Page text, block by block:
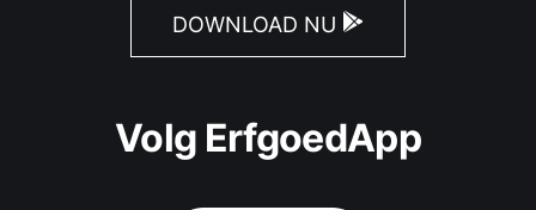
DOWNLOAD NU
Volg ErfgoedApp